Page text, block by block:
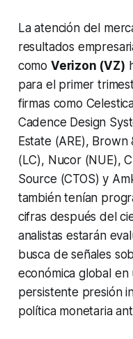
La atención del
resultados
como Verizon (VZ)
para el primer
firmas como
Cadence Design
Estate (ARE),
(LC), Nucor (NUE),
Source (CTOS) y
también tenían
cifras después del
analistas estarán
busca de señales
económica global
persistente presión
política monetaria